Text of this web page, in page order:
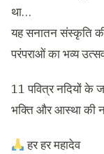
था…
यह सनातन संस्कृति की
परंपराओं का भव्य
11 पवित्र नदियों
भक्ति और आस्था की
हर हर महादेव